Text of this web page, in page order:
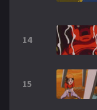
14
15